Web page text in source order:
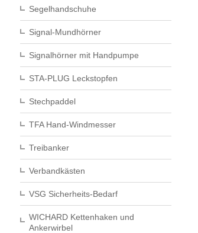
Segelhandschuhe
Signal-Mundhörner
Signalhörner mit Handpumpe
STA-PLUG Leckstopfen
Stechpaddel
TFA Hand-Windmesser
Treibanker
Verbandkästen
VSG Sicherheits-Bedarf
WICHARD Kettenhaken und
Ankerwirbel